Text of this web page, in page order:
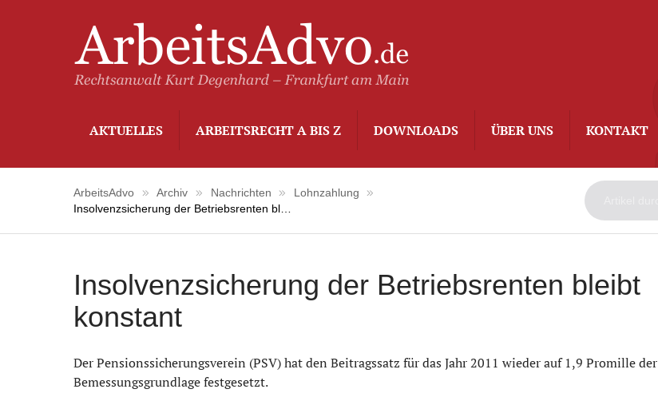
Frankfurt
Main
AKTUELLES ARBEITSRECHT A BIS Z DOWNLOADS ÜBER UNS KONTAKT
ArbeitsAdvo Archiv Nachrichten
Lohnzahlung
Insolvenzsicherung der Betriebsrenten bleibt
konstant
Der Pensionssicherungsverein (PSV) hat den Beitragssatz für das Jahr 2011 wieder auf 1,9 Promille der
Bemessungsgrundlage festgesetzt.